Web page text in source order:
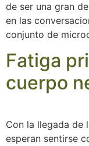
de ser una gran
en las
conjunto de
Fatiga
cuerpo
Con la llegada de
esperan sentirse